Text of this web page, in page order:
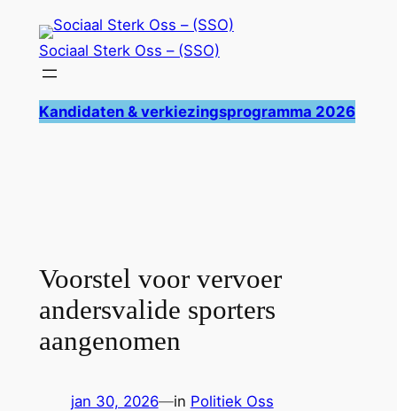
Sociaal Sterk Oss – (SSO)
Kandidaten & verkiezingsprogramma 2026
Voorstel voor vervoer
andersvalide sporters
aangenomen
jan 30, 2026—in Politiek Oss